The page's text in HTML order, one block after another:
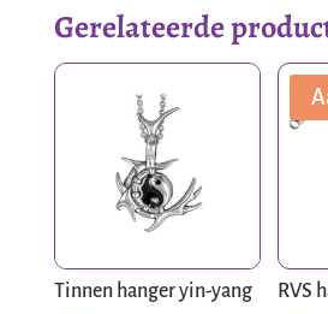
Gerelateerde
Tinnen hanger yin-yang RVS